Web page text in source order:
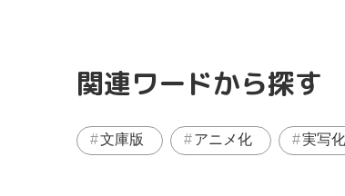
関連ワードから探す
文庫版 アニメ化 実写